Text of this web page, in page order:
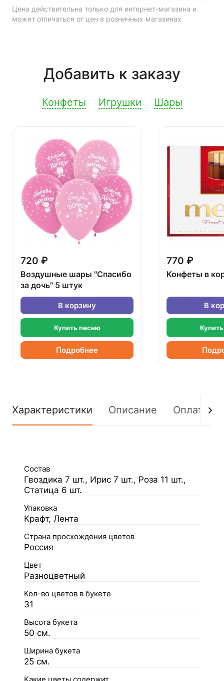
Цена действительна только для интернет-магазина и
может отличаться от цен в розничных магазинах
Добавить к заказу
Конфеты Игрушки Шары
720 ₽
Воздушные шары "Спасибо
за дочь" 5 штук
В корзину
Купить песню
Подробнее
770 ₽
Конфеты в
В
Характеристики Описание Оплата
Состав
Гвоздика 7 шт., Ирис 7 шт., Роза 11 шт.,
Статица 6 шт.
Упаковка
Крафт, Лента
Страна просхождения цветов
Россия
Цвет
Разноцветный
Кол-во цветов в букете
31
Высота букета
50 см.
Ширина букета
25 см.